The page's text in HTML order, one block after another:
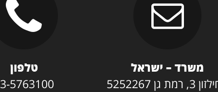
משרד – ישראל
גן 5252267
טלפון
5763100